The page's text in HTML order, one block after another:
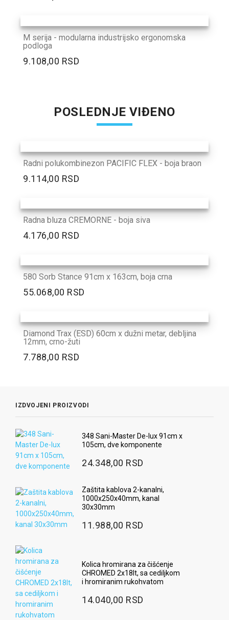
M serija - modularna industrijsko ergonomska
podloga
9.108,00 RSD
POSLEDNJE VIĐENO
Radni polukombinezon PACIFIC FLEX - boja braon
9.114,00 RSD
Radna bluza CREMORNE - boja siva
4.176,00 RSD
580 Sorb Stance 91cm x 163cm, boja crna
55.068,00 RSD
Diamond Trax (ESD) 60cm x dužni metar, debljina
12mm, crno-žuti
7.788,00 RSD
IZDVOJENI PROIZVODI
348 Sani-Master De-lux 91cm x
105cm, dve komponente
24.348,00 RSD
Zaštita kablova 2-kanalni,
1000x250x40mm, kanal
30x30mm
11.988,00 RSD
Kolica hromirana za čišćenje
CHROMED 2x18lt, sa cediljkom
i hromiranim rukohvatom
14.040,00 RSD